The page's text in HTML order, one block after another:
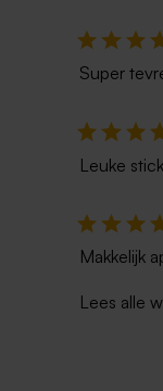
Super
Leuke
Makkelijk
Lees alle